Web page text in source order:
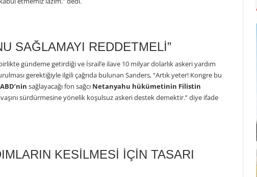
SAĞLAMAYI REDDETMELİ”
gündeme getirdiği ve İsrail’e ilave 10 milyar dolarlık askeri yardım
gerektiğiyle ilgili çağrıda bulunan Sanders, “Artık yeter! Kongre bu
sağlayacağı fon sağcıNetanyahu hükümetinin Filistin
sürdürmesine yönelik koşulsuz askeri destek demektir.” diye ifade
KESİLMESİ İÇİN TASARI